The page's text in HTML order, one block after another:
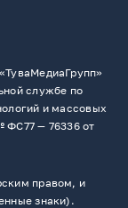
службе по
и массовых
ФС77 — 76336 от
правом, и
знаки).